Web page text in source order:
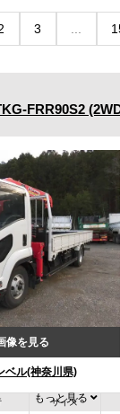
3
FRR90S2
像を見る
ベル(神奈川県)
サイズ
もっと見る